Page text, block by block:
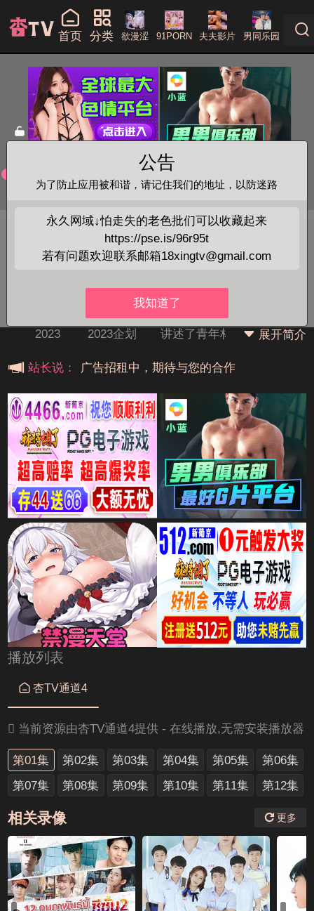
首页 分类 欲漫涩 91PORN 夫夫影片 男同乐园
略过广告
BL腐剧電影
+查看全部
> 暮海情深
2023 2023企划 讲述了青年林在实习的第一
首席执行官，他将在那里实习。 「实习
展开简介
站长说： 广告招租中，期待与您的合作
广告招租中，期待与您的合作
广告招租中，期待与您的合作
播放列表
杏TV通道4
 当前资源由杏TV通道4提供 - 在线播放,无需安装播放器
第01集 第02集 第03集 第04集 第05集
第06集
第07集
第08集 第09集 第10集 第11集 第12集
相关录像 更多
公告
为了防止应用被和谐，请记住我们的地址，以防迷路
永久网域↓怕走失的老色批们可以收藏起来
https://pse.is/96r95t
若有问题欢迎联系邮箱18xingtv@gmail.com
我知道了